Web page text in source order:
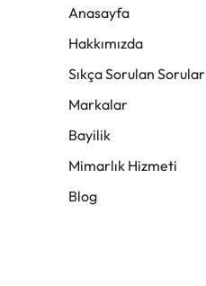
Anasayfa
Hakkımızda
Sıkça Sorulan Sorular
Markalar
Bayilik
Mimarlık Hizmeti
Blog